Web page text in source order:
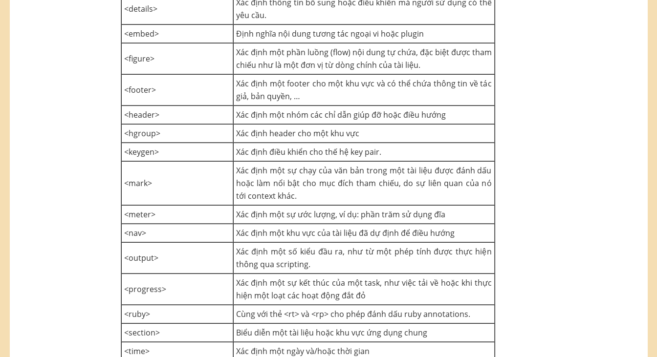
<details>
Xác định thông tin bổ sung hoặc điều khiển mà người sử dụng có thể
yêu cầu.
<embed>
Định nghĩa nội dung tương tác ngoại vi hoặc plugin
<figure>
Xác định một phần luồng (flow) nội dung tự chứa, đặc biệt được tham
chiếu như là một đơn vị từ dòng chính của tài liệu.
<footer>
Xác định một footer cho một khu vực và có thể chứa thông tin về tác
giả, bản quyền, …
<header>
Xác định một nhóm các chỉ dẫn giúp đỡ hoặc điều hướng
<hgroup>
Xác định header cho một khu vực
<keygen>
Xác định điều khiển cho thế hệ key pair.
<mark>
Xác định một sự chạy của văn bản trong một tài liệu được đánh dấu
hoặc làm nổi bật cho mục đích tham chiếu, do sự liên quan của nó
tới context khác.
<meter>
Xác định một sự ước lượng, ví dụ: phần trăm sử dụng đĩa
<nav>
Xác định một khu vực của tài liệu đã dự định để điều hướng
<output>
Xác định một số kiểu đầu ra, như từ một phép tính được thực hiện
thông qua scripting.
<progress>
Xác định một sự kết thúc của một task, như việc tải về hoặc khi thực
hiện một loạt các hoạt động đắt đỏ
<ruby>
Cùng với thẻ <rt> và <rp> cho phép đánh dấu ruby annotations.
<section>
Biểu diễn một tài liệu hoặc khu vực ứng dụng chung
<time>
Xác định một ngày và/hoặc thời gian